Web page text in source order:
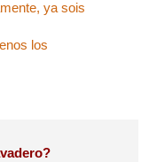
ya sois
los